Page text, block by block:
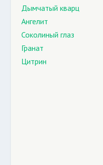
Дымчатый кварц
Ангелит
Соколиный глаз
Гранат
Цитрин